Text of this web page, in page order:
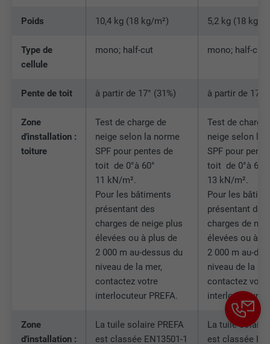
Poids 10,4 kg (18 kg/m²) 5,2 kg (18 kg/
Type de
cellule
mono; half-cut mono; half-cut
Pente de toit à partir de 17° (31%) à partir de 17°
Zone
d'installation :
toiture
Test de charge de
neige selon la norme
SPF pour pentes de
toit de 0°à 60°
11 kN/m².
Pour les bâtiments
présentant des
charges de neige plus
élevées ou à plus de
2 000 m au-dessus du
niveau de la mer,
contactez votre
interlocuteur PREFA.
Test de charge
neige selon la
SPF pour
toit de 0°à 60°
13 kN/m².
Pour les
présentant des
charges de
élevées ou à
2 000 m au-
niveau de la
contactez votre
interlocuteur
Zone
d'installation :
La tuile solaire PREFA
est classée EN13501-1
La tuile solaire
est classée
EXPIRATION 15 minutes
UTILITÉ
Est placé afin de tester si le navigateur